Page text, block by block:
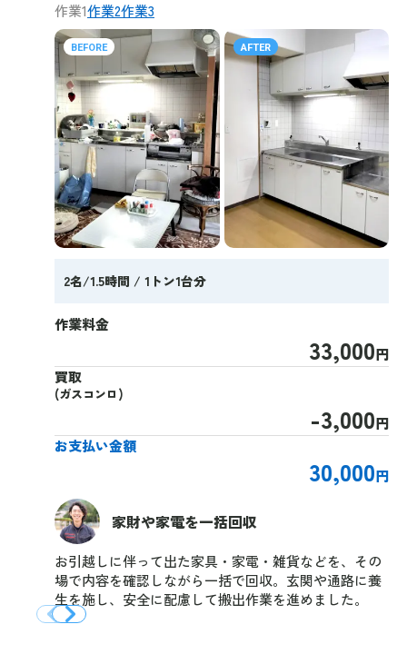
作業1作業2作業3
BEFORE AFTER
2名/1.5時間 / 1トン1台分
作業料金
33,000円
買取
(ガスコンロ)
-3,000円
お支払い金額
30,000円
家財や家電を一括回収
お引越しに伴って出た家具・家電・雑貨などを、その
場で内容を確認しながら一括で回収。玄関や通路に養
生を施し、安全に配慮して搬出作業を進めました。